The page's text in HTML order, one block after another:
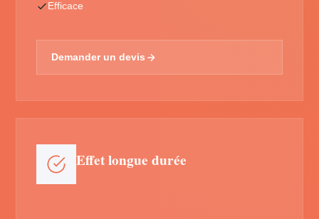
Efficace
Demander un devis
Effet longue durée